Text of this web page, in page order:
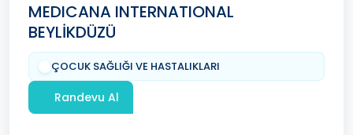
MEDICANA INTERNATIONAL
BEYLİKDÜZÜ
ÇOCUK SAĞLIĞI VE HASTALIKLARI
Randevu Al